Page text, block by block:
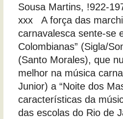
Sousa Martins, !922-
xxx A força das
carnavalesca sente-se
Colombianas” (Sigla/
(Santo Morales), que
melhor na música
Junior) a “Noite dos
características da
das escolas do Rio de